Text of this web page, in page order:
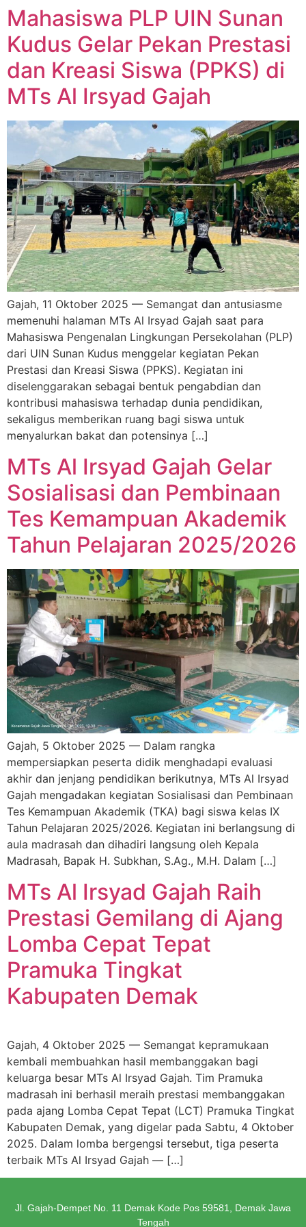
Mahasiswa PLP UIN Sunan
Kudus Gelar Pekan Prestasi
dan Kreasi Siswa (PPKS) di
MTs Al Irsyad Gajah
Gajah, 11 Oktober 2025 — Semangat dan antusiasme
memenuhi halaman MTs Al Irsyad Gajah saat para
Mahasiswa Pengenalan Lingkungan Persekolahan (PLP)
dari UIN Sunan Kudus menggelar kegiatan Pekan
Prestasi dan Kreasi Siswa (PPKS). Kegiatan ini
diselenggarakan sebagai bentuk pengabdian dan
kontribusi mahasiswa terhadap dunia pendidikan,
sekaligus memberikan ruang bagi siswa untuk
menyalurkan bakat dan potensinya […]
MTs Al Irsyad Gajah Gelar
Sosialisasi dan Pembinaan
Tes Kemampuan Akademik
Tahun Pelajaran 2025/2026
Gajah, 5 Oktober 2025 — Dalam rangka
mempersiapkan peserta didik menghadapi evaluasi
akhir dan jenjang pendidikan berikutnya, MTs Al Irsyad
Gajah mengadakan kegiatan Sosialisasi dan Pembinaan
Tes Kemampuan Akademik (TKA) bagi siswa kelas IX
Tahun Pelajaran 2025/2026. Kegiatan ini berlangsung di
aula madrasah dan dihadiri langsung oleh Kepala
Madrasah, Bapak H. Subkhan, S.Ag., M.H. Dalam […]
MTs Al Irsyad Gajah Raih
Prestasi Gemilang di Ajang
Lomba Cepat Tepat
Pramuka Tingkat
Kabupaten Demak
Gajah, 4 Oktober 2025 — Semangat kepramukaan
kembali membuahkan hasil membanggakan bagi
keluarga besar MTs Al Irsyad Gajah. Tim Pramuka
madrasah ini berhasil meraih prestasi membanggakan
pada ajang Lomba Cepat Tepat (LCT) Pramuka Tingkat
Kabupaten Demak, yang digelar pada Sabtu, 4 Oktober
2025. Dalam lomba bergengsi tersebut, tiga peserta
terbaik MTs Al Irsyad Gajah — […]
Jl. Gajah-Dempet No. 11 Demak Kode Pos 59581, Demak Jawa
Tengah